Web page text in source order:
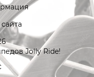
Jolly Ride!